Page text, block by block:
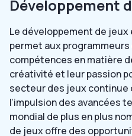
Développement
Le développement de
permet aux
compétences en matière
créativité et leur passion
secteur des jeux continue
l’impulsion des avancées
mondial de plus en plus
de jeux offre des